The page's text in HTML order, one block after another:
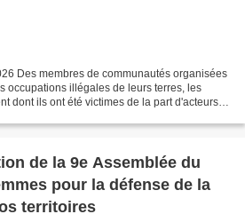
Des membres de communautés organisées
occupations illégales de leurs terres, les
dont ils ont été victimes de la part d'acteurs
de la 9e Assemblée du
pour la défense de la
territoires